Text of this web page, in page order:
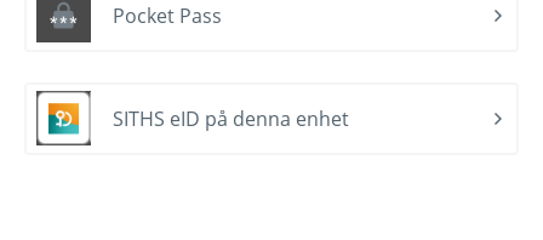
Pocket Pass
SITHS eID på denna enhet